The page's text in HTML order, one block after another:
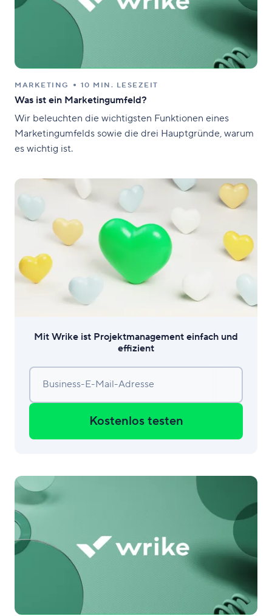
MARKETING 10 MIN. LESEZEIT
Was ist ein Marketingumfeld?
Wir beleuchten die wichtigsten Funktionen eines
Marketingumfelds sowie die drei Hauptgründe, warum
es wichtig ist.
Mit Wrike ist Projektmanagement einfach und
effizient
Business-E-Mail-Adresse
Kostenlos testen